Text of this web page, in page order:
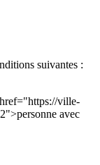
suivantes :
href="https://ville-
avec